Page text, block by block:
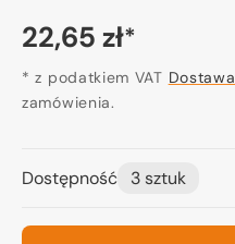
Cena
regularna
22,65 zł*
* z podatkiem VAT Dostawa
zamówienia.
Dostępność 3 sztuk